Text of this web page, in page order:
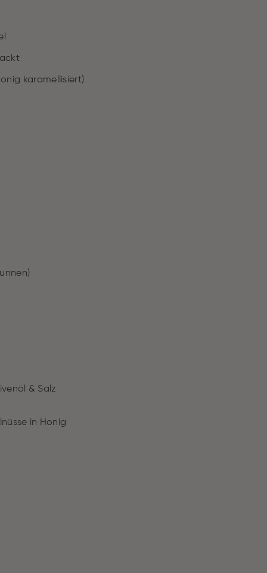
karamellisiert)
& Salz
in Honig